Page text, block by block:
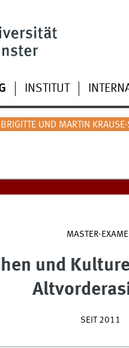
INSTITUT
BRIGITTE UND MARTIN KRAUSE-
MASTER-
und
SEIT 2011